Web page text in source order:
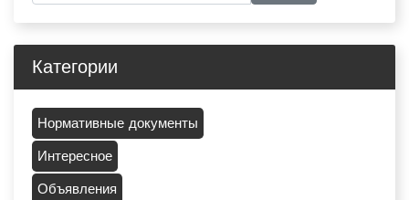
Категории
Нормативные документы
Интересное
Объявления